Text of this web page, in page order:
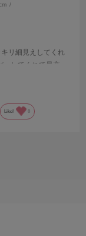
リ細見えしてくれ
ーしてくれて最高
Like! 0